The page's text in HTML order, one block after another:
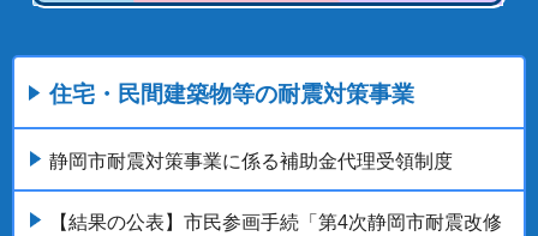
住宅・民間建築物等の耐震対策事業
静岡市耐震対策事業に係る補助金代理受領制度
【結果の公表】市民参画手続「第4次静岡市耐震改修